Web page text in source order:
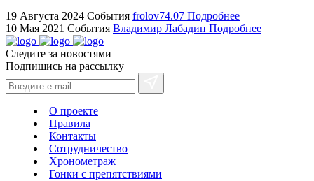
https://ylfactoryrolex.com/
hilarity
exceptional
method.
www.yvessaintlaurent.to
with
prices.
19 Августа 2024 События frolov74.07 Подробнее
10 Мая 2021 События Владимир Лабадин Подробнее
Следите за новостями
Подпишись на рассылку
О проекте
Правила
Контакты
Сотрудничество
Хронометраж
Гонки с препятствиями